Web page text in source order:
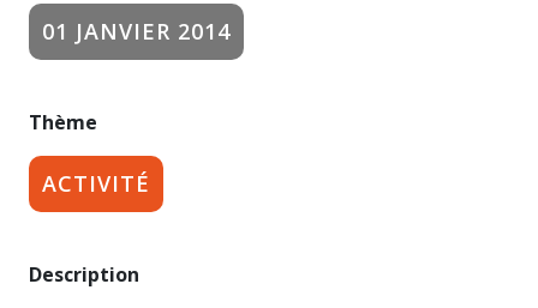
01 JANVIER 2014
Thème
ACTIVITÉ
Description